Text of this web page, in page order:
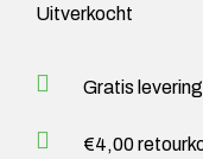
Uitverkocht
Gratis
€4,00